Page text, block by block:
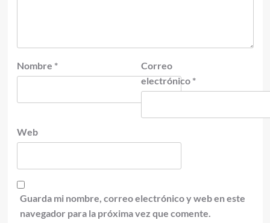
Nombre *
Correo
electrónico *
Web
Guarda mi nombre, correo electrónico y web en este
navegador para la próxima vez que comente.